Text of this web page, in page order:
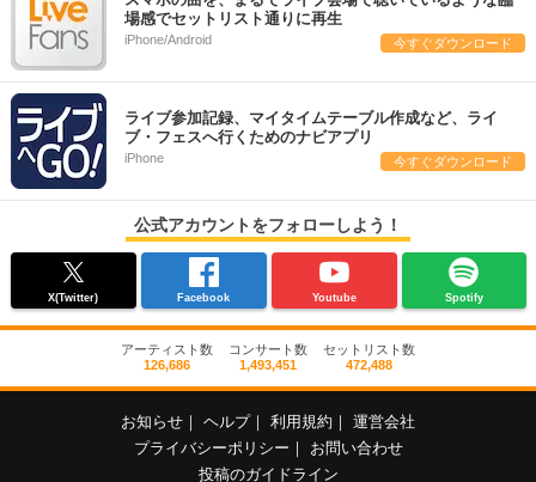
場感でセットリスト通りに再生
iPhone/Android 今すぐダウンロード
ライブ参加記録、マイタイムテーブル作成など、ライ
ブ・フェスへ行くためのナビアプリ
iPhone 今すぐダウンロード
公式アカウントをフォローしよう！
X(Twitter) Facebook Youtube Spotify
アーティスト数
126,686
コンサート数
1,493,451
セットリスト数
472,488
お知らせ ヘルプ 利用規約
運営会社
プライバシーポリシー
お問い合わせ
投稿のガイドライン